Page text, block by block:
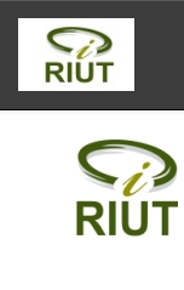
Skip
navigation